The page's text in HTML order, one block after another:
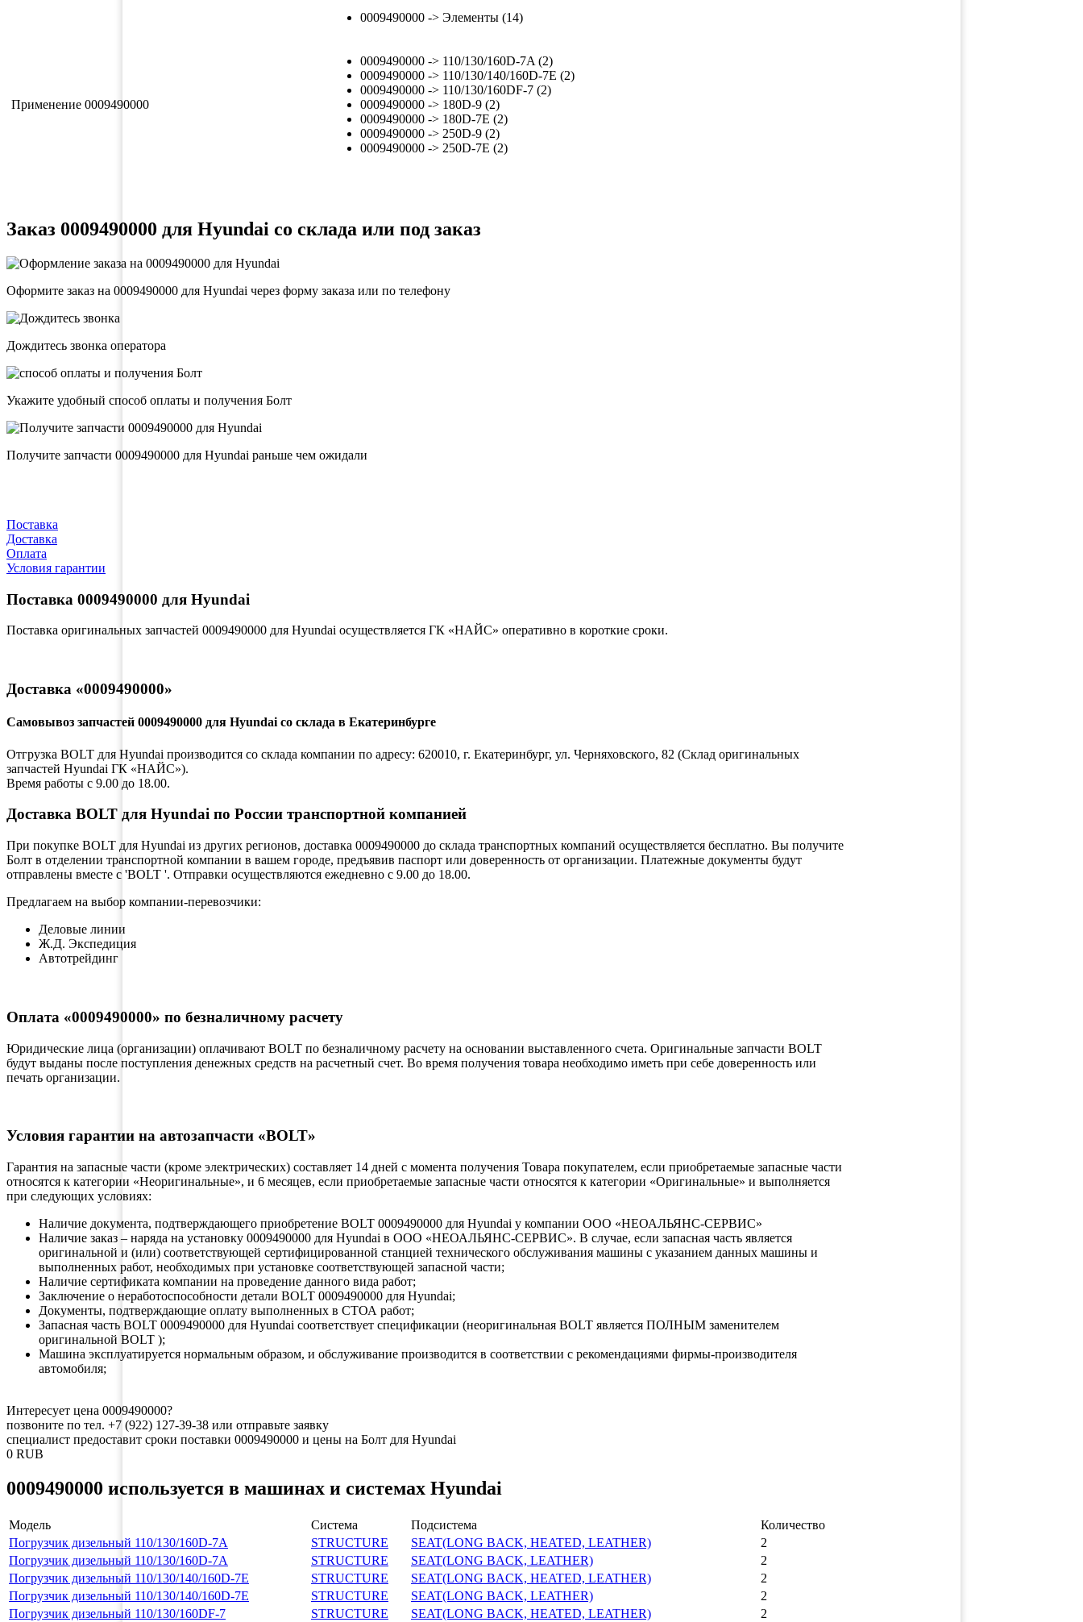
0009490000 -> Элементы (14)
Применение 0009490000
0009490000 -> 110/130/160D-7A (2)
0009490000 -> 110/130/140/160D-7E (2)
0009490000 -> 110/130/160DF-7 (2)
0009490000 -> 180D-9 (2)
0009490000 -> 180D-7E (2)
0009490000 -> 250D-9 (2)
0009490000 -> 250D-7E (2)
Заказ 0009490000 для Hyundai со склада или под заказ
Оформите заказ на 0009490000 для Hyundai через форму заказа или по телефону
Дождитесь звонка оператора
Укажите удобный способ оплаты и получения Болт
Получите запчасти 0009490000 для Hyundai раньше чем ожидали
Поставка
Доставка
Оплата
Условия гарантии
Поставка 0009490000 для Hyundai
Поставка оригинальных запчастей 0009490000 для Hyundai осуществляется ГК «НАЙС» оперативно в короткие сроки.
Доставка «0009490000»
Самовывоз запчастей 0009490000 для Hyundai со склада в Екатеринбурге
Отгрузка BOLT для Hyundai производится со склада компании по адресу: 620010, г. Екатеринбург, ул. Черняховского, 82 (Склад оригинальных
запчастей Hyundai ГК «НАЙС»).
Время работы с 9.00 до 18.00.
Доставка BOLT для Hyundai по России транспортной компанией
При покупке BOLT для Hyundai из других регионов, доставка 0009490000 до склада транспортных компаний осуществляется бесплатно. Вы получите
Болт в отделении транспортной компании в вашем городе, предъявив паспорт или доверенность от организации. Платежные документы будут
отправлены вместе с 'BOLT '. Отправки осуществляются ежедневно с 9.00 до 18.00.
Предлагаем на выбор компании-перевозчики:
Деловые линии
Ж.Д. Экспедиция
Автотрейдинг
Оплата «0009490000» по безналичному расчету
Юридические лица (организации) оплачивают BOLT по безналичному расчету на основании выставленного счета. Оригинальные запчасти BOLT
будут выданы после поступления денежных средств на расчетный счет. Во время получения товара необходимо иметь при себе доверенность или
печать организации.
Условия гарантии на автозапчасти «BOLT»
Гарантия на запасные части (кроме электрических) составляет 14 дней с момента получения Товара покупателем, если приобретаемые запасные части
относятся к категории «Неоригинальные», и 6 месяцев, если приобретаемые запасные части относятся к категории «Оригинальные» и выполняется
при следующих условиях:
Наличие документа, подтверждающего приобретение BOLT 0009490000 для Hyundai у компании ООО «НЕОАЛЬЯНС-СЕРВИС»
Наличие заказ – наряда на установку 0009490000 для Hyundai в ООО «НЕОАЛЬЯНС-СЕРВИС». В случае, если запасная часть является
оригинальной и (или) соответствующей сертифицированной станцией технического обслуживания машины с указанием данных машины и
выполненных работ, необходимых при установке соответствующей запасной части;
Наличие сертификата компании на проведение данного вида работ;
Заключение о неработоспособности детали BOLT 0009490000 для Hyundai;
Документы, подтверждающие оплату выполненных в СТОА работ;
Запасная часть BOLT 0009490000 для Hyundai соответствует спецификации (неоригинальная BOLT является ПОЛНЫМ заменителем
оригинальной BOLT );
Машина эксплуатируется нормальным образом, и обслуживание производится в соответствии с рекомендациями фирмы-производителя
автомобиля;
Интересует цена 0009490000?
позвоните по тел. +7 (922) 127-39-38 или отправьте заявку
специалист предоставит сроки поставки 0009490000 и цены на Болт для Hyundai
0 RUB
0009490000 используется в машинах и системах Hyundai
Модель Система Подсистема
Количество
Погрузчик дизельный 110/130/160D-7A
STRUCTURE SEAT(LONG BACK, HEATED, LEATHER)
2
Погрузчик дизельный 110/130/160D-7A
STRUCTURE SEAT(LONG BACK, LEATHER)
2
Погрузчик дизельный 110/130/140/160D-7E
STRUCTURE SEAT(LONG BACK, HEATED, LEATHER)
2
Погрузчик дизельный 110/130/140/160D-7E
STRUCTURE SEAT(LONG BACK, LEATHER)
2
Погрузчик дизельный 110/130/160DF-7
STRUCTURE SEAT(LONG BACK, HEATED, LEATHER) 2